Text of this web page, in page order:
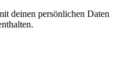
deinen persönlichen Daten